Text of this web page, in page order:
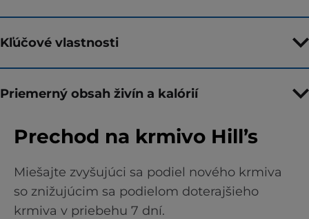
Kľúčové vlastnosti
Priemerný obsah živín a kalórií
Prechod na krmivo Hill’s
Miešajte zvyšujúci sa podiel nového krmiva
so znižujúcim sa podielom doterajšieho
krmiva v priebehu 7 dní.